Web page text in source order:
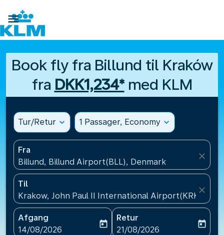

Book fly fra Billund til Kraków
fra DKK1,234*med KLM
Tur/Retur expand_more 1 Passager, Economy expand_more
Fra
Billund, Billund Airport(BLL), Denmark
close
Til
Krakow, John Paul II International Airport(KRK),
close
Afgang
fc-booking-departure-date-aria-label
14/08/2026
today
Retur
fc-booking-return-date-
21/08/2026
today